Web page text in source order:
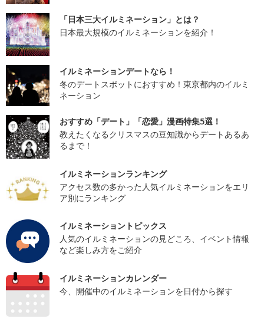
「日本三大イルミネーション」とは？
日本最大規模のイルミネーションを紹介！
イルミネーションデートなら！
冬のデートスポットにおすすめ！東京都内のイルミ
ネーション
おすすめ「デート」「恋愛」漫画特集5選！
教えたくなるクリスマスの豆知識からデートあるあ
るまで！
イルミネーションランキング
アクセス数の多かった人気イルミネーションをエリ
ア別にランキング
イルミネーショントピックス
人気のイルミネーションの見どころ、イベント情報
など楽しみ方をご紹介
イルミネーションカレンダー
今、開催中のイルミネーションを日付から探す